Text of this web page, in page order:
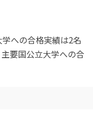
への合格実績は2名
要国公立大学への合